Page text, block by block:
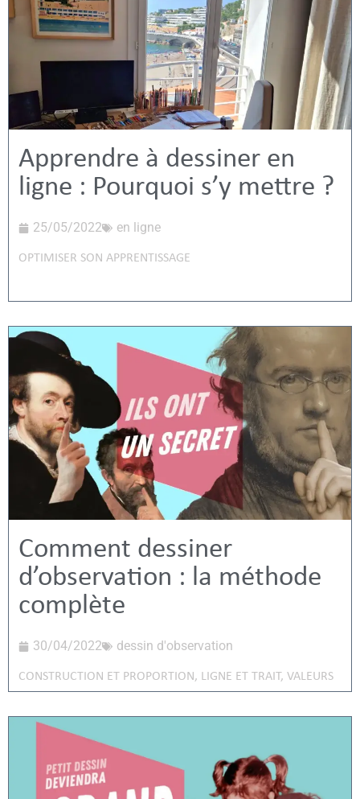
Apprendre à dessiner en
ligne : Pourquoi s’y mettre ?
25/05/2022 en ligne
OPTIMISER SON APPRENTISSAGE
Comment dessiner
d’observation : la méthode
complète
30/04/2022 dessin d'observation
CONSTRUCTION ET PROPORTION, LIGNE ET TRAIT, VALEURS